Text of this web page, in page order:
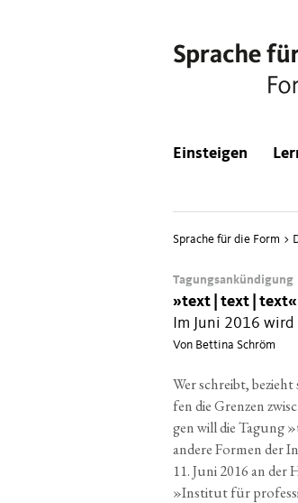
Einsteigen
Sprache für die Form >
Tagungsankündigung
»text | text |
Im Juni 2016
Von Bettina Schröm
Wer schreibt,
fen die Gren­zen
gen will die Tagung
ande­re For­men der
11. Juni 2016 an
»Insti­tut für